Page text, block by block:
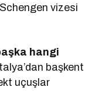
vizesi
hangi
başkent
uçuşlar